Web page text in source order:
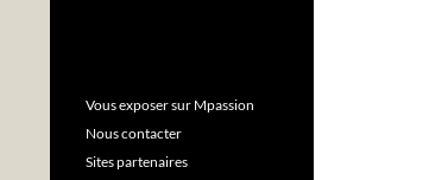
Vous exposer sur Mpassion
Nous contacter
Sites partenaires